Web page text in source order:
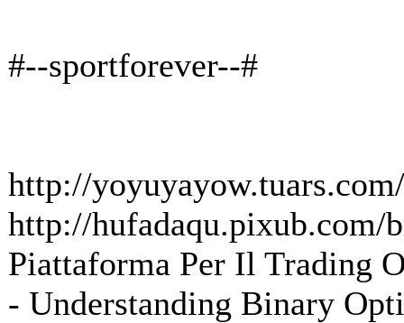
#--sportforever--#
http://
http://
Piattaforma Per Il Trading
- Understanding Binary